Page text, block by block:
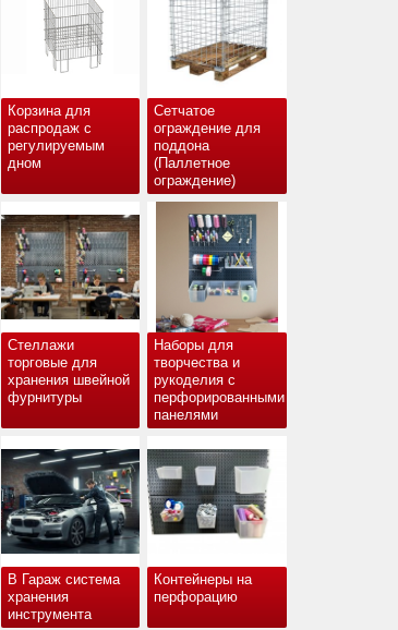
Корзина для
распродаж с
регулируемым
дном
Сетчатое
ограждение для
поддона
(Паллетное
ограждение)
Стеллажи
торговые для
хранения швейной
фурнитуры
Наборы для
творчества и
рукоделия с
перфорированными
панелями
В Гараж система
хранения
инструмента
Контейнеры на
перфорацию